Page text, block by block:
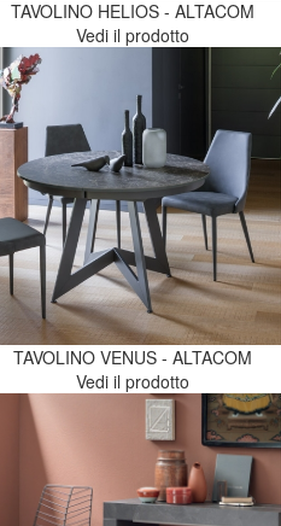
TAVOLINO HELIOS - ALTACOM
Vedi il prodotto
TAVOLINO VENUS - ALTACOM
Vedi il prodotto